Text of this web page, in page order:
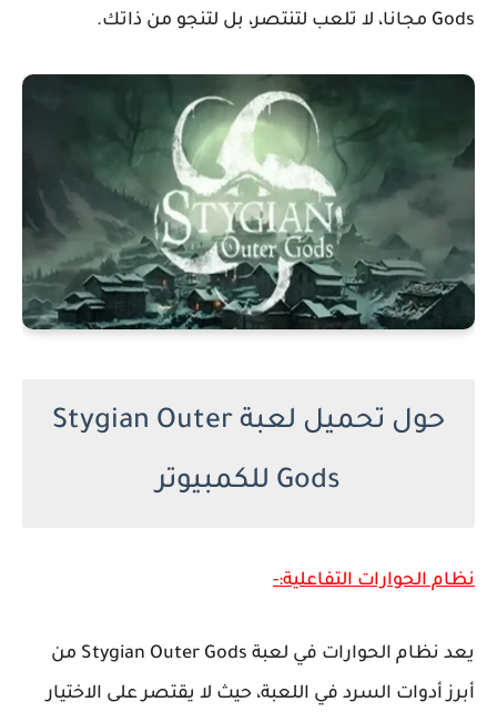
Gods مجانا، لا تلعب لتنتصر، بل لتنجو من ذاتك.
حول تحميل لعبة Stygian Outer
Gods للكمبيوتر
نظام الحوارات التفاعلية:-
يعد نظام الحوارات في لعبة Stygian Outer Gods من
أبرز أدوات السرد في اللعبة، حيث لا يقتصر على الاختيار